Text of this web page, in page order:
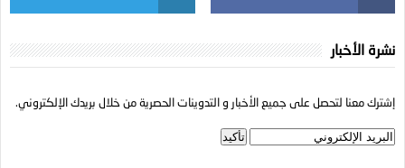
نشرة الأخبار
إشترك معنا لتحصل على جميع الأخبار و التدوينات الحصرية من خلال بريدك الإلكتروني.